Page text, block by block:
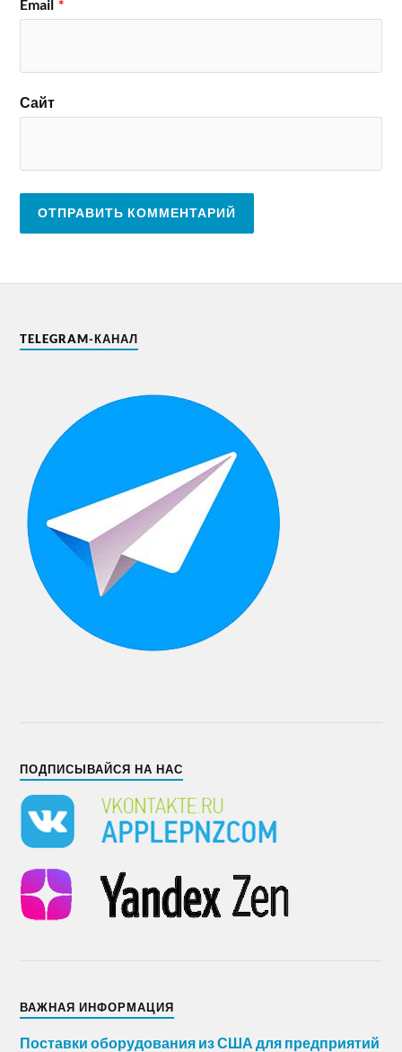
Email *
Сайт
TELEGRAM-КАНАЛ
ПОДПИСЫВАЙСЯ НА НАС
ВАЖНАЯ ИНФОРМАЦИЯ
Поставки оборудования из США для предприятий